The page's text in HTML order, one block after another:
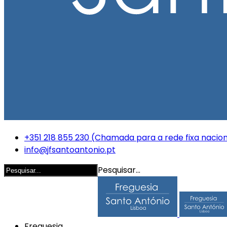
+351 218 855 230 (Chamada para a rede fixa
info@jfsantoantonio.pt
Pesquisar...